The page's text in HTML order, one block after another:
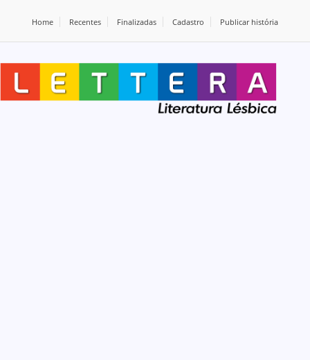
Home Recentes Finalizadas Cadastro Publicar história